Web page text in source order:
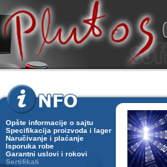
Opšte informacije o sajtu
Specifikacija proizvoda i lager
Naručivanje i plaćanje
Isporuka robe
Garantni uslovi i rokovi
Sertifikati